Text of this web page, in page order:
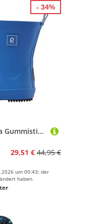
reima Kinder Ankka Gummistiefel
29,51 € 44,95 €
um 00:43; der
haben.
- 34%